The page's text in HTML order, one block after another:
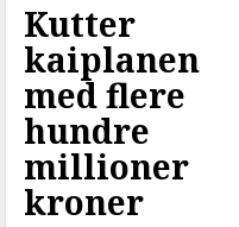
Kutter
kaiplanen
med flere
hundre
millioner
kroner